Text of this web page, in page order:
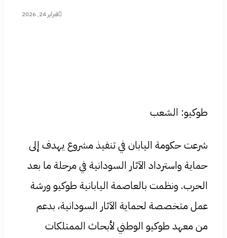
فبراير 24, 2026
طوكيو: الشعب
شرعت حكومة اليابان في تنفيذ مشروع يهدف إلى
حماية واسترداد الآثار السودانية في مرحلة ما بعد
الحرب. ونظمت بالعاصمة اليابانية طوكيو ورشة
عمل متخصصة لحماية الآثار السودانية، بدعم
من معهد طوكيو الوطني لأبحاث الممتلكات